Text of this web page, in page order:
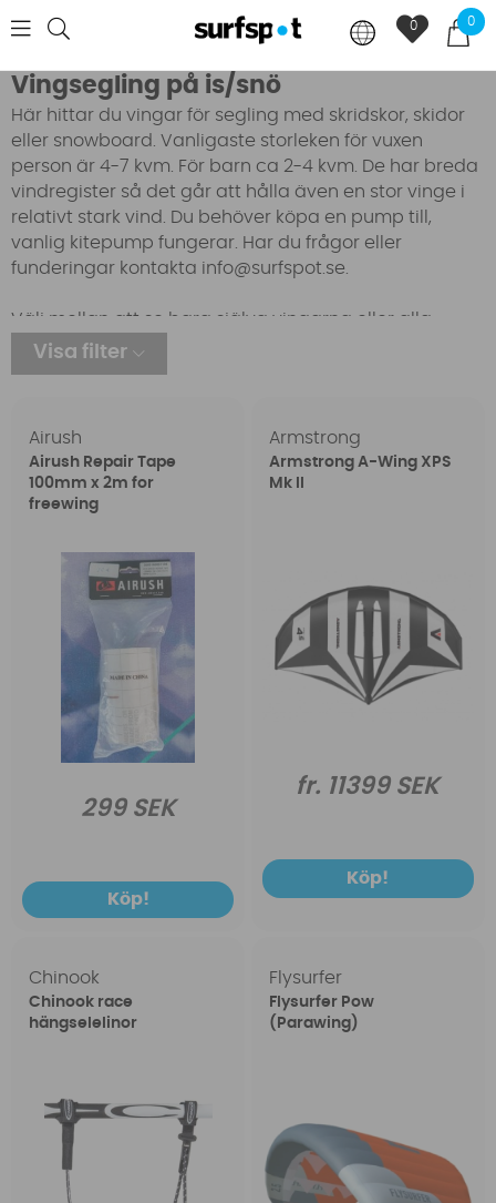
0
0
Vingsegling på is/snö
Här hittar du vingar för segling med skridskor, skidor
eller snowboard. Vanligaste storleken för vuxen
person är 4-7 kvm. För barn ca 2-4 kvm. De har breda
vindregister så det går att hålla även en stor vinge i
relativt stark vind. Du behöver köpa en pump till,
vanlig kitepump fungerar. Har du frågor eller
funderingar kontakta info@surfspot.se
Välj mellan att se bara själva vingarna eller alla
tillbehör i filtret nedan.
Visa filter
Airush
Airush Repair Tape
100mm x 2m for
freewing
299 SEK
Köp!
Armstrong
Armstrong A-Wing XPS
Mk II
fr. 11399 SEK
Köp!
Chinook
Chinook race
hängselelinor
Flysurfer
Flysurfer Pow
(Parawing)